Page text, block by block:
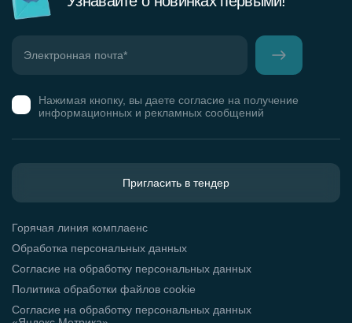
Нажимая кнопку, вы даете согласие на получение
информационных и рекламных сообщений
Горячая линия комплаенс
Обработка персональных данных
Согласие на обработку персональных данных
Политика обработки файлов cookie
Согласие на обработку персональных данных
Пригласить в тендер